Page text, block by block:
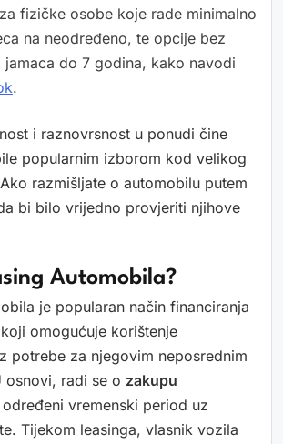
fizičke osobe koje rade minimalno
na neodređeno, te opcije bez
jamaca do 7 godina, kako navodi
.
i raznovrsnost u ponudi čine
popularnim izborom kod velikog
razmišljate o automobilu putem
bi bilo vrijedno provjeriti njihove
Automobila?
je popularan način financiranja
omogućuje korištenje
potrebe za njegovim neposrednim
osnovi, radi se o zakupu
vremenski period uz
Tijekom leasinga, vlasnik vozila